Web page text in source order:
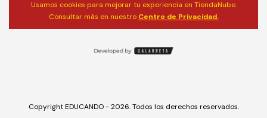
Usamos cookies para mejorar tu experiencia en TiendaNube.
Consultar más en nuestro Centro de Privacidad.
Copyright EDUCANDO - 2026. Todos los derechos reservados.